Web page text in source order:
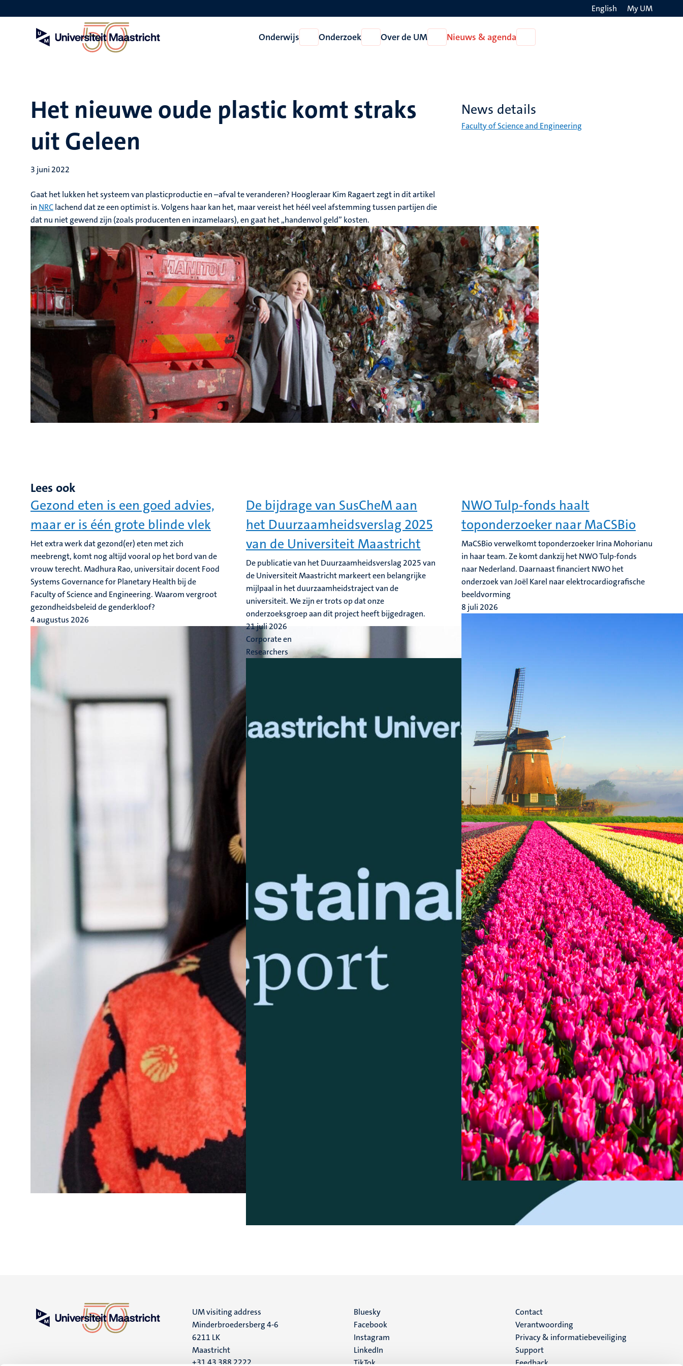
en
English My UM
Onderwijs
Open
Onderwijs
Onderzoek
Open
Onderzoek
Over de UM
Open
Over
Nieuws & agenda
Nieuws
Het nieuwe oude plastic komt straks
uit Geleen
3 juni 2022
Gaat het lukken het systeem van plasticproductie en –afval te veranderen? Hoogleraar Kim Ragaert zegt in dit artikel
in NRClachend dat ze een optimist is. Volgens haar kan het, maar vereist het héél veel afstemming tussen partijen die
dat nu niet gewend zijn (zoals producenten en inzamelaars), en gaat het „handenvol geld” kosten.
News details
Faculty of Science and Engineering
Lees ook
Gezond eten is een goed advies,
maar er is één grote blinde vlek
Het extra werk dat gezond(er) eten met zich
meebrengt, komt nog altijd vooral op het bord van de
vrouw terecht. Madhura Rao, universitair docent Food
Systems Governance for Planetary Health bij de
Faculty of Science and Engineering. Waarom vergroot
gezondheidsbeleid de genderkloof?
4 augustus 2026
De bijdrage van SusCheM aan
het Duurzaamheidsverslag 2025
van de Universiteit Maastricht
De publicatie van het Duurzaamheidsverslag 2025 van
de Universiteit Maastricht markeert een belangrijke
mijlpaal in het duurzaamheidstraject van de
universiteit. We zijn er trots op dat onze
onderzoeksgroep aan dit project heeft bijgedragen.
21 juli 2026
Corporate en
Researchers
NWO Tulp-fonds haalt
toponderzoeker naar MaCSBio
MaCSBio verwelkomt toponderzoeker Irina Mohorianu
in haar team. Ze komt dankzij het NWO Tulp-fonds
naar Nederland. Daarnaast financiert NWO het
onderzoek van Joël Karel naar elektrocardiografische
beeldvorming
8 juli 2026
UM visiting address
Minderbroedersberg 4-6
6211 LK
Maastricht
+31 43 388 2222
Social
media
Bluesky
Facebook
Instagram
LinkedIn
TikTok
Menu
footer
(NL)
Contact
Verantwoording
Privacy & informatiebeveiliging
Support
Feedback